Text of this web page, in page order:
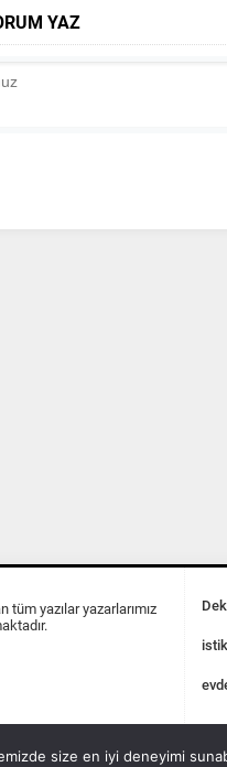
YAZ
tüm yazılar yazarlarımız
size en iyi deneyimi